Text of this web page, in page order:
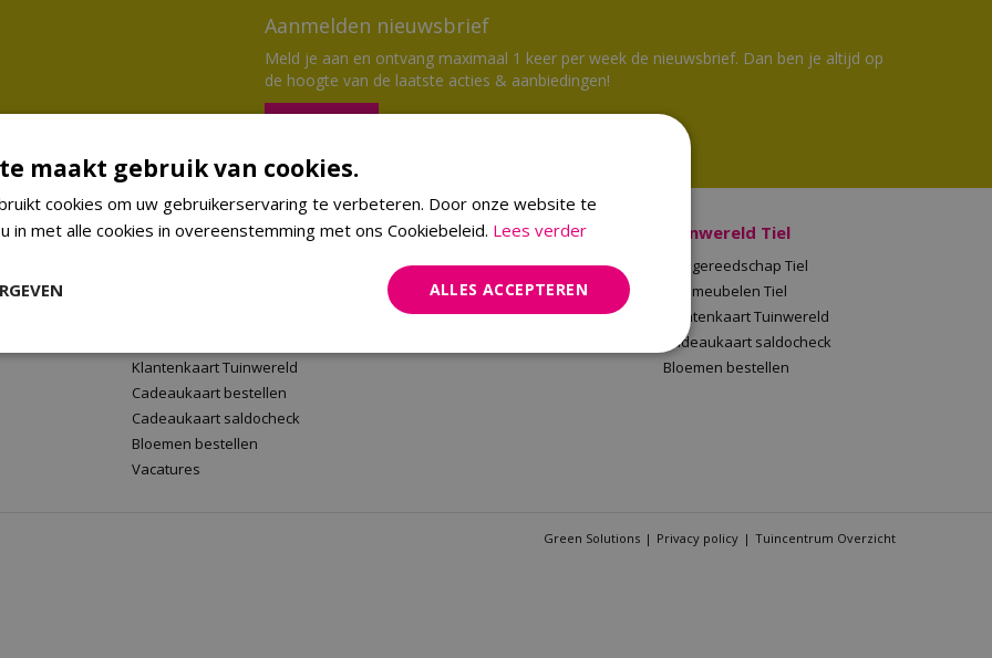
Aanmelden nieuwsbrief
Meld je aan en ontvang maximaal 1 keer per week de nieuwsbrief. Dan ben je altijd op
de hoogte van de laatste acties & aanbiedingen!
Aanmelden
Tuinwereld Wijchen
Klantenkaart Tuinwereld
Cadeaukaart bestellen
Cadeaukaart saldocheck
Bloemen bestellen
Vacatures
Tuinwereld Malden
Planten Malden
Klantenkaart Tuinwereld
Cadeaukaart saldocheck
Tuinwereld Tiel
Tuingereedschap Tiel
Tuinmeubelen Tiel
Klantenkaart Tuinwereld
Cadeaukaart saldocheck
Bloemen bestellen
Green Solutions Privacy policy Tuincentrum Overzicht
maakt gebruik van cookies.
cookies om uw gebruikerservaring te verbeteren. Door onze website te
in met alle cookies in overeenstemming met ons Cookiebeleid. Lees verder
ALLES ACCEPTEREN